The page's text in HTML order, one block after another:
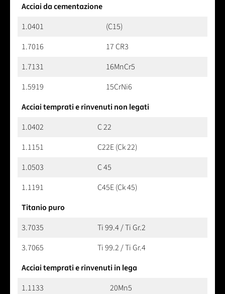
Acciai da cementazione
1.0401
(C15)
1.7016
17 CR3
1.7131
16MnCr5
1.5919
15CrNi6
Acciai temprati e rinvenuti non legati
1.0402
C 22
1.1151
C22E (Ck 22)
1.0503
C 45
1.1191
C45E (Ck 45)
Titanio puro
3.7035
Ti 99.4 / Ti Gr.2
3.7065
Ti 99.2 / Ti Gr.4
Acciai temprati e rinvenuti in lega
1.1133
20Mn5